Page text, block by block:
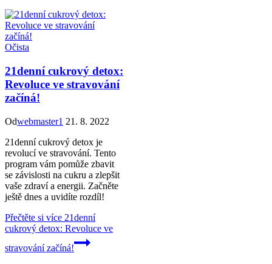
Očista
21denní cukrový detox:
Revoluce ve stravování
začíná!
Odwebmaster1 21. 8. 2022
21denní cukrový detox je
revolucí ve stravování. Tento
program vám pomůže zbavit
se závislosti na cukru a zlepšit
vaše zdraví a energii. Začněte
ještě dnes a uvidíte rozdíl!
Přečtěte si více 21denní
cukrový detox: Revoluce ve
stravování začíná!